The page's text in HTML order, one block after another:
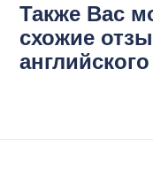
Также Вас
схожие